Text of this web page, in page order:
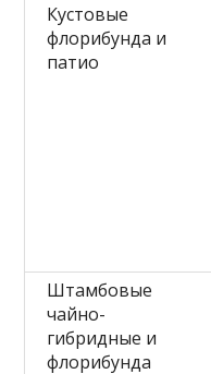
Кустовые
флорибунда и
патио
Штамбовые
чайно-
гибридные и
флорибунда